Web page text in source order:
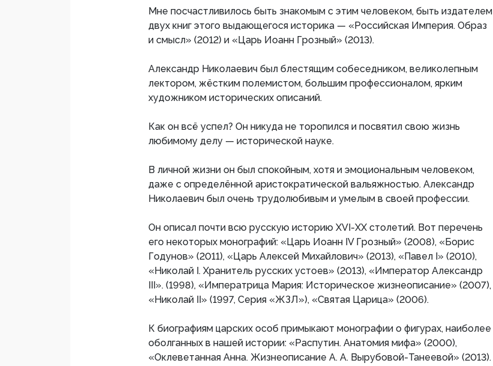
Мне посчастливилось быть знакомым с этим человеком, быть издателем
двух книг этого выдающегося историка — «Российская Империя. Образ
и смысл» (2012) и «Царь Иоанн Грозный» (2013).
Александр Николаевич был блестящим собеседником, великолепным
лектором, жёстким полемистом, большим профессионалом, ярким
художником исторических описаний.
Как он всё успел? Он никуда не торопился и посвятил свою жизнь
любимому делу — исторической науке.
В личной жизни он был спокойным, хотя и эмоциональным человеком,
даже с определённой аристократической вальяжностью. Александр
Николаевич был очень трудолюбивым и умелым в своей профессии.
Он описал почти всю русскую историю XVI-XX столетий. Вот перечень
его некоторых монографий: «Царь Иоанн IV Грозный» (2008), «Борис
Годунов» (2011), «Царь Алексей Михайлович» (2013), «Павел I» (2010),
«Николай I. Хранитель русских устоев» (2013), «Император Александр
III». (1998), «Императрица Мария: Историческое жизнеописание» (2007),
«Николай II» (1997, Серия «ЖЗЛ»), «Святая Царица» (2006).
К биографиям царских особ примыкают монографии о фигурах, наиболее
оболганных в нашей истории: «Распутин. Анатомия мифа» (2000),
«Оклеветанная Анна. Жизнеописание А. А. Вырубовой-Танеевой» (2013).